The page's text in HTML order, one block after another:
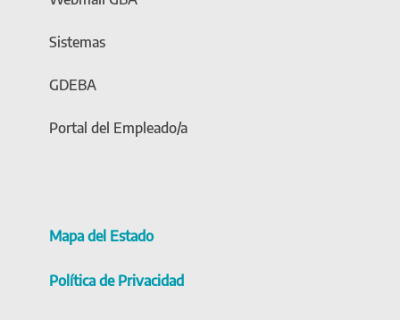
Sistemas
GDEBA
Portal del Empleado/a
Mapa del Estado
Política de Privacidad